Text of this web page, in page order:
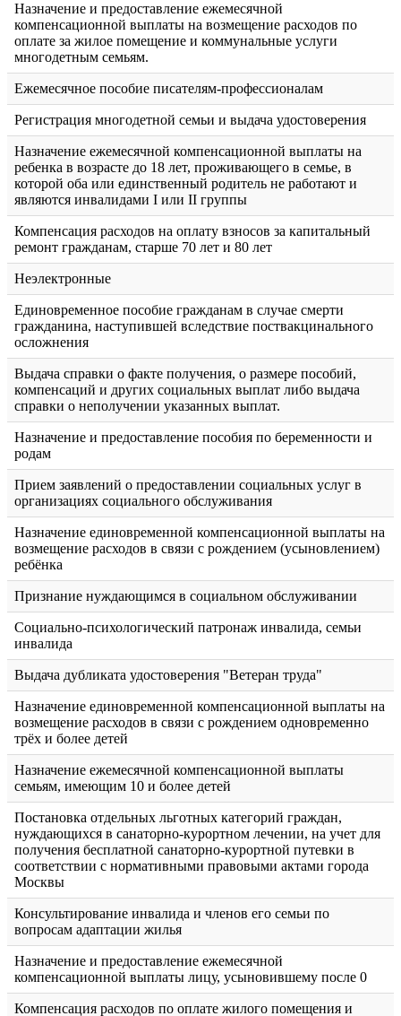
Назначение и предоставление ежемесячной
компенсационной выплаты на возмещение расходов по
оплате за жилое помещение и коммунальные услуги
многодетным семьям.
Ежемесячное пособие писателям-профессионалам
Регистрация многодетной семьи и выдача удостоверения
Назначение ежемесячной компенсационной выплаты на
ребенка в возрасте до 18 лет, проживающего в семье, в
которой оба или единственный родитель не работают и
являются инвалидами I или II группы
Компенсация расходов на оплату взносов за капитальный
ремонт гражданам, старше 70 лет и 80 лет
Неэлектронные
Единовременное пособие гражданам в случае смерти
гражданина, наступившей вследствие поствакцинального
осложнения
Выдача справки о факте получения, о размере пособий,
компенсаций и других социальных выплат либо выдача
справки о неполучении указанных выплат.
Назначение и предоставление пособия по беременности и
родам
Прием заявлений о предоставлении социальных услуг в
организациях социального обслуживания
Назначение единовременной компенсационной выплаты на
возмещение расходов в связи с рождением (усыновлением)
ребёнка
Признание нуждающимся в социальном обслуживании
Социально-психологический патронаж инвалида, семьи
инвалида
Выдача дубликата удостоверения "Ветеран труда"
Назначение единовременной компенсационной выплаты на
возмещение расходов в связи с рождением одновременно
трёх и более детей
Назначение ежемесячной компенсационной выплаты
семьям, имеющим 10 и более детей
Постановка отдельных льготных категорий граждан,
нуждающихся в санаторно-курортном лечении, на учет для
получения бесплатной санаторно-курортной путевки в
соответствии с нормативными правовыми актами города
Москвы
Консультирование инвалида и членов его семьи по
вопросам адаптации жилья
Назначение и предоставление ежемесячной
компенсационной выплаты лицу, усыновившему после 0
Компенсация расходов по оплате жилого помещения и